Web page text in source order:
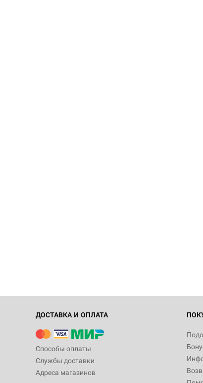
ДОСТАВКА И ОПЛАТА
Способы оплаты
Службы доставки
Адреса магазинов